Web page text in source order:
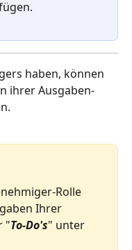
haben, können
ihrer Ausgaben-
Rolle
Ihrer
"To-Do's" unter